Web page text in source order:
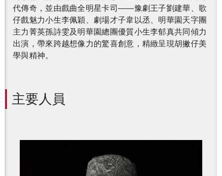
代傳奇，並由戲曲全明星卡司——豫劇王子劉建華、歌
仔戲魅力小生李佩穎、劇場才子韋以丞、明華園天字團
主力菁英孫詩雯及明華園總團優質小生李郁真共同傾力
出演，帶來跨越想像力的驚喜創意，精緻呈現胡撇仔美
學與精神。
主要人員